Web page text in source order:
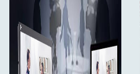
Monitor ATEM156
Napájecí adaptér 3A DC
Bateriová deska V-Mount